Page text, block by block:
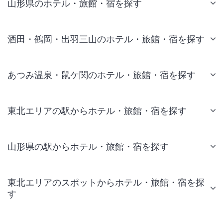
山形県のホテル・旅館・宿を探す
酒田・鶴岡・出羽三山のホテル・旅館・宿を探す
あつみ温泉・鼠ケ関のホテル・旅館・宿を探す
東北エリアの駅からホテル・旅館・宿を探す
山形県の駅からホテル・旅館・宿を探す
東北エリアのスポットからホテル・旅館・宿を探
す